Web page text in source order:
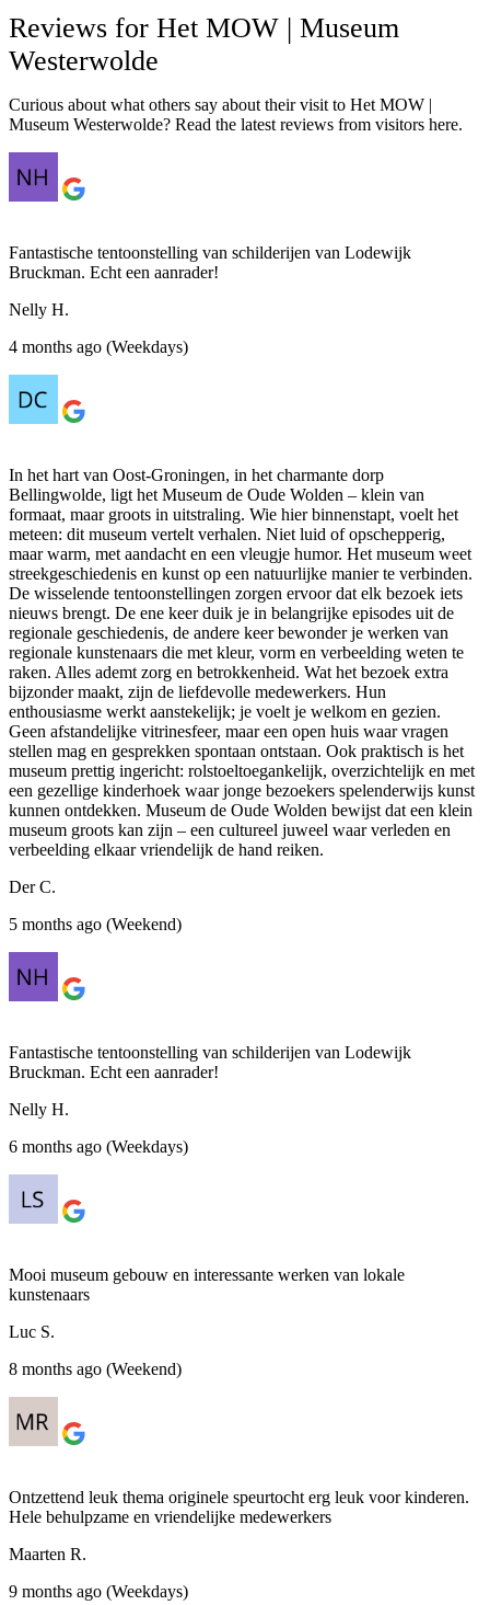
Reviews for Het MOW | Museum
Westerwolde
Curious about what others say about their visit to Het MOW |
Museum Westerwolde? Read the latest reviews from visitors here.
Fantastische tentoonstelling van schilderijen van Lodewijk
Bruckman. Echt een aanrader!
Nelly H.
4 months ago (Weekdays)
In het hart van Oost-Groningen, in het charmante dorp
Bellingwolde, ligt het Museum de Oude Wolden – klein van
formaat, maar groots in uitstraling. Wie hier binnenstapt, voelt het
meteen: dit museum vertelt verhalen. Niet luid of opschepperig,
maar warm, met aandacht en een vleugje humor. Het museum weet
streekgeschiedenis en kunst op een natuurlijke manier te verbinden.
De wisselende tentoonstellingen zorgen ervoor dat elk bezoek iets
nieuws brengt. De ene keer duik je in belangrijke episodes uit de
regionale geschiedenis, de andere keer bewonder je werken van
regionale kunstenaars die met kleur, vorm en verbeelding weten te
raken. Alles ademt zorg en betrokkenheid. Wat het bezoek extra
bijzonder maakt, zijn de liefdevolle medewerkers. Hun
enthousiasme werkt aanstekelijk; je voelt je welkom en gezien.
Geen afstandelijke vitrinesfeer, maar een open huis waar vragen
stellen mag en gesprekken spontaan ontstaan. Ook praktisch is het
museum prettig ingericht: rolstoeltoegankelijk, overzichtelijk en met
een gezellige kinderhoek waar jonge bezoekers spelenderwijs kunst
kunnen ontdekken. Museum de Oude Wolden bewijst dat een klein
museum groots kan zijn – een cultureel juweel waar verleden en
verbeelding elkaar vriendelijk de hand reiken.
Der C.
5 months ago (Weekend)
Fantastische tentoonstelling van schilderijen van Lodewijk
Bruckman. Echt een aanrader!
Nelly H.
6 months ago (Weekdays)
Mooi museum gebouw en interessante werken van lokale
kunstenaars
Luc S.
8 months ago (Weekend)
Ontzettend leuk thema originele speurtocht erg leuk voor kinderen.
Hele behulpzame en vriendelijke medewerkers
Maarten R.
9 months ago (Weekdays)